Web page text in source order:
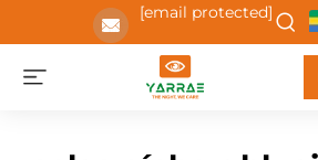
[email protected]